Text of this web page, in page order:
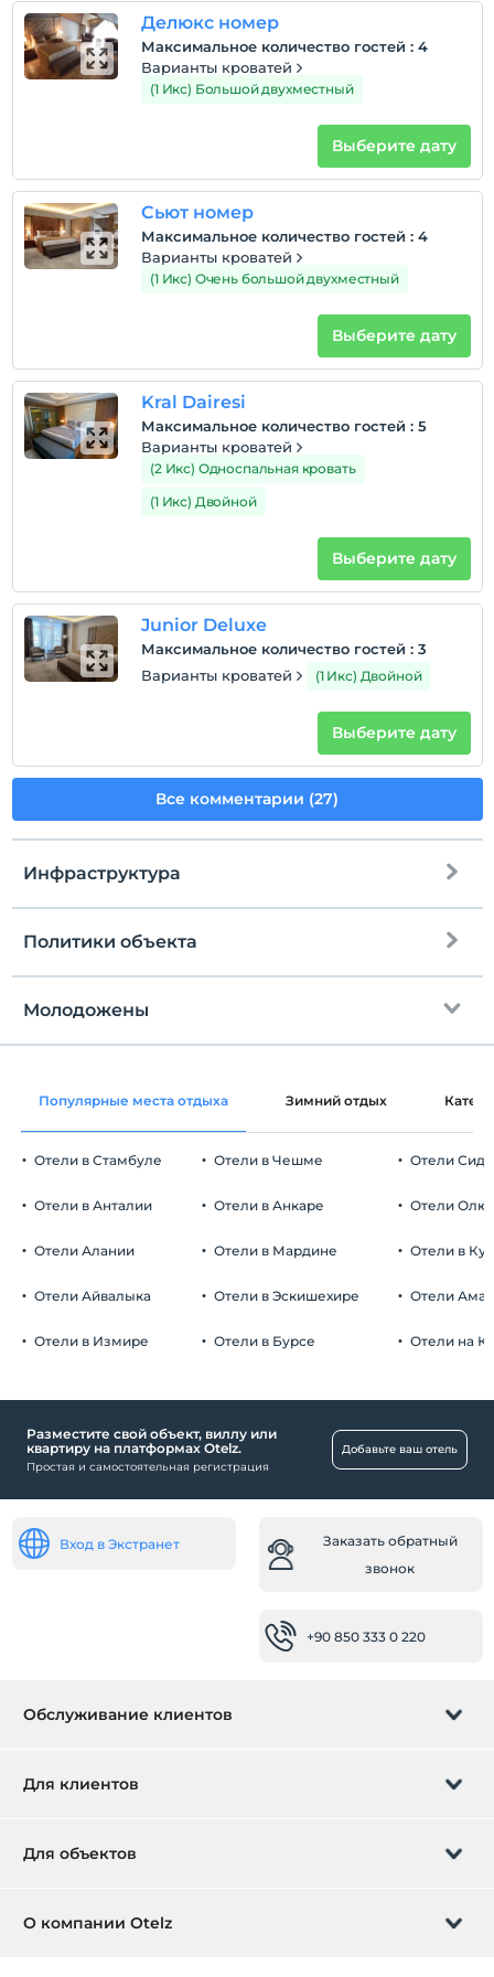
Зарегистрироваться
Через 14:00
Время выезда
Домашние животные не допускаются
Курение
Номера для некурящих
Дети
С детей младше 0 плата не взимается.
Делюкс номер
Максимальное количество гостей : 4
Варианты кроватей
(1 Икс) Большой двухместный
Выберите дату
Сьют номер
Максимальное количество гостей : 4
Варианты кроватей
(1 Икс) Очень большой двухместный
Выберите дату
Kral Dairesi
Максимальное количество гостей : 5
Варианты кроватей
(2 Икс) Односпальная кровать
(1 Икс) Двойной
Выберите дату
Junior Deluxe
Максимальное количество гостей : 3
Варианты кроватей
(1 Икс) Двойной
Выберите дату
Все комментарии (27)
Инфраструктура
Парковка (на территории)
Трансфер из аэропорта (платно)
Услуга трансфера (платная)
Развлекательные услуги
Детский клуб
Рождественское событие
Политики объекта
Зарегистрироваться
Через 14:00
Время выезда
Домашние животные
Номера для некурящих
Дети
Плата за 1 ребенка (детей) в возрасте до 6 на номер не
взимается.
Молодожены
Украшение комнаты
Повышение категории номера до
высокого класса (при наличии мест)
Популярные места отдыха Зимний отдых
Отели в Стамбуле
Отели в Анталии
Отели Алании
Отели Айвалыка
Отели в Измире
Отели в Чешме
Отели в Анкаре
Отели в Мардине
Отели в Эскишехире
Отели в Бурсе
Отели Сиде
Отели
Отели в
Отели
Отели на
Разместите свой объект, виллу или
квартиру на платформах Otelz.
Простая и самостоятельная регистрация
Добавьте ваш отель
Вход в Экстранет
Заказать обратный
звонок
+90 850 333 0 220
Обслуживание клиентов
Для клиентов
Подарочная карта
Для объектов
Добавьте ваш отель
О компании Otelz